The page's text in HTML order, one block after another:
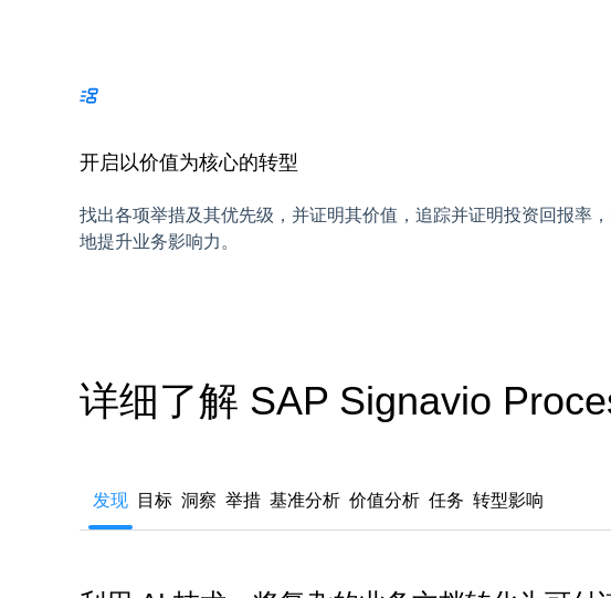
开启以价值为核心的转型
找出各项举措及其优先级，并证明其价值，追踪并证明投资回报率
地提升业务影响力。
详细了解 SAP Signavio
发现 目标 洞察 举措 基准分析 价值分析 任务 转型影响